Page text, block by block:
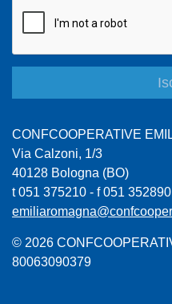
CONFCOOPERATIVE
Via Calzoni, 1/3
40128 Bologna (BO)
t 051 375210 - f 051 352890
© 2026
80063090379